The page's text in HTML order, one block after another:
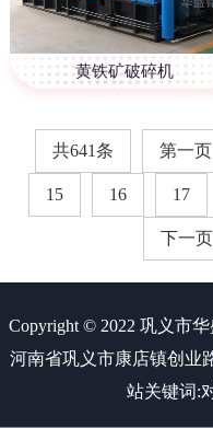
黄铁矿破碎机
共641条 第一页
15 16 17
下一页
Copyright © 2022 巩义市
河南省巩义市康店镇创业
站关键词: